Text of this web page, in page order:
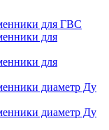
для ГВС
для
для
диаметр Ду
диаметр Ду